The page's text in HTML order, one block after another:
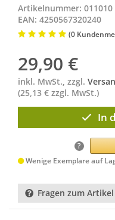
Artikelnummer: 011010
EAN: 4250567320240
(0
29,90 €
inkl. MwSt., zzgl.
(25,13 € zzgl. MwSt.)
In
?
Wenige Exemplare auf
Fragen zum Artikel